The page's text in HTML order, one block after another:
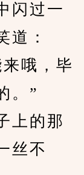
过一
道：
哦，毕
。”
的那
丝不